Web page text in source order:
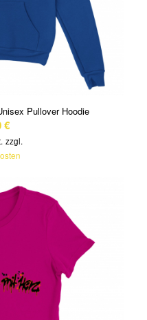
Pullover Hoodie
€
zzgl.